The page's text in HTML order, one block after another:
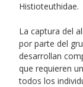
Histioteuthidae.
La captura del
por parte del
desarrollan
que requieren
todos los